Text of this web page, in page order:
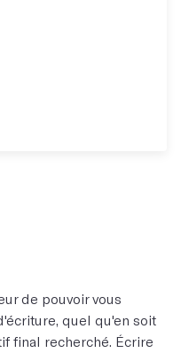
de pouvoir vous
quel qu'en soit
final recherché. Écrire